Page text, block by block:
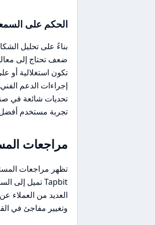
الحكم على
ضعف تحتاج إلى
إجراءات الدعم
تحديات شائعة في
تجربة مستخدم
مراجعات
العديد من العملاء
وتغيير مفاجئ في